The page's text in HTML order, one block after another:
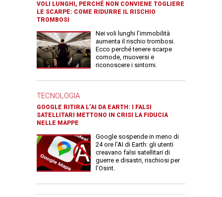
VOLI LUNGHI, PERCHÉ NON CONVIENE TOGLIERE
LE SCARPE: COME RIDURRE IL RISCHIO
TROMBOSI
Nei voli lunghi l’immobilità
aumenta il rischio trombosi.
Ecco perché tenere scarpe
comode, muoversi e
riconoscere i sintomi.
TECNOLOGIA
GOOGLE RITIRA L’AI DA EARTH: I FALSI
SATELLITARI METTONO IN CRISI LA FIDUCIA
NELLE MAPPE
Google sospende in meno di
24 ore l’AI di Earth: gli utenti
creavano falsi satellitari di
guerre e disastri, rischiosi per
l’Osint.